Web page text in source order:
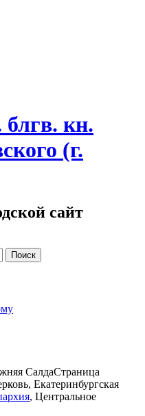
кн.
(г.
сайт
СалдаСтраница
Екатеринбургская
, Центральное